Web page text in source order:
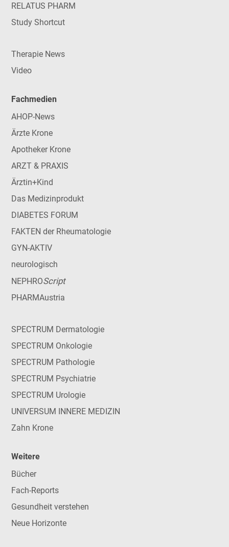
RELATUS PHARM
Study Shortcut
Therapie News
Video
Fachmedien
AHOP-News
Ärzte Krone
Apotheker Krone
ARZT & PRAXIS
Ärztin+Kind
Das Medizinprodukt
DIABETES FORUM
FAKTEN der Rheumatologie
GYN-AKTIV
neurologisch
NEPHROScript
PHARMAustria
SPECTRUM Dermatologie
SPECTRUM Onkologie
SPECTRUM Pathologie
SPECTRUM Psychiatrie
SPECTRUM Urologie
UNIVERSUM INNERE MEDIZIN
Zahn Krone
Weitere
Bücher
Fach-Reports
Gesundheit verstehen
Neue Horizonte